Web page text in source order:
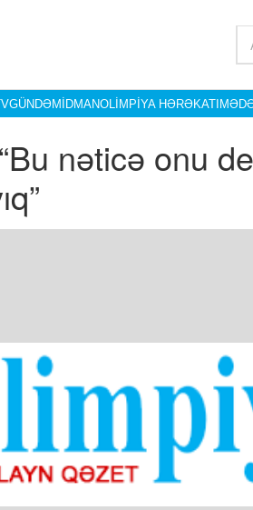
GÜNDƏMİDMANOLIMPIYA HƏRƏKATI
nəticə onu